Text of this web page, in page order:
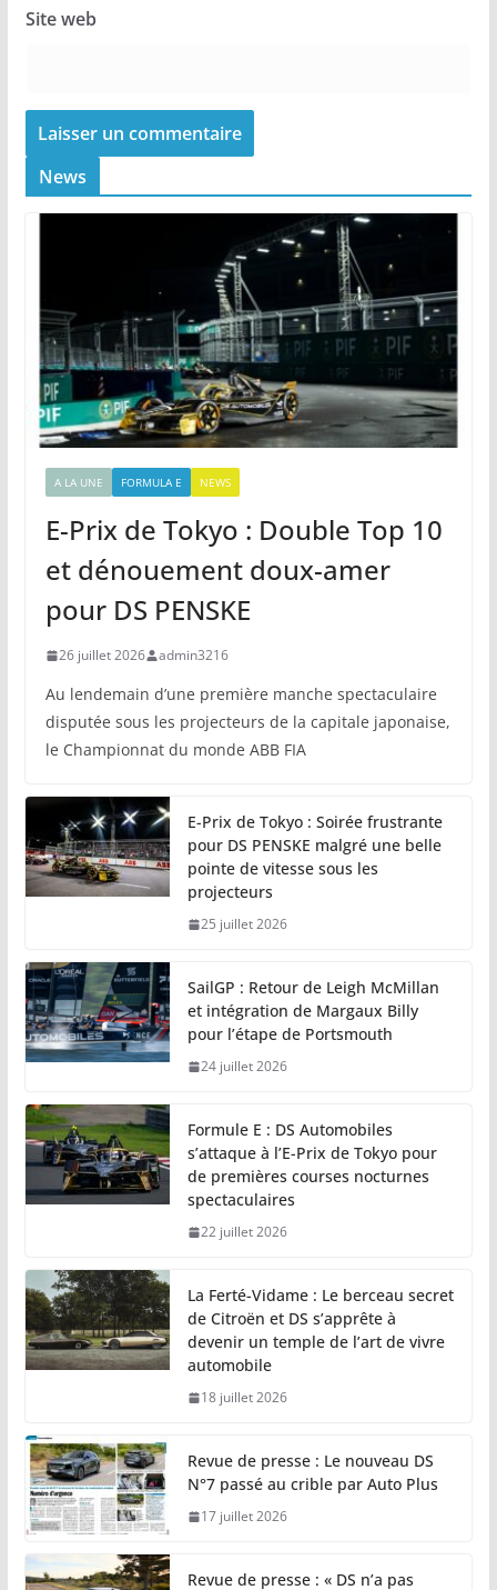
Site web
News
A LA UNE FORMULA E NEWS
E-Prix de Tokyo : Double Top 10
et dénouement doux-amer
pour DS PENSKE
26 juillet 2026 admin3216
Au lendemain d’une première manche spectaculaire
disputée sous les projecteurs de la capitale japonaise,
le Championnat du monde ABB FIA
E-Prix de Tokyo : Soirée frustrante
pour DS PENSKE malgré une belle
pointe de vitesse sous les
projecteurs
25 juillet 2026
SailGP : Retour de Leigh McMillan
et intégration de Margaux Billy
pour l’étape de Portsmouth
24 juillet 2026
Formule E : DS Automobiles
s’attaque à l’E-Prix de Tokyo pour
de premières courses nocturnes
spectaculaires
22 juillet 2026
La Ferté-Vidame : Le berceau secret
de Citroën et DS s’apprête à
devenir un temple de l’art de vivre
automobile
18 juillet 2026
Revue de presse : Le nouveau DS
N°7 passé au crible par Auto Plus
17 juillet 2026
Revue de presse : « DS n’a pas